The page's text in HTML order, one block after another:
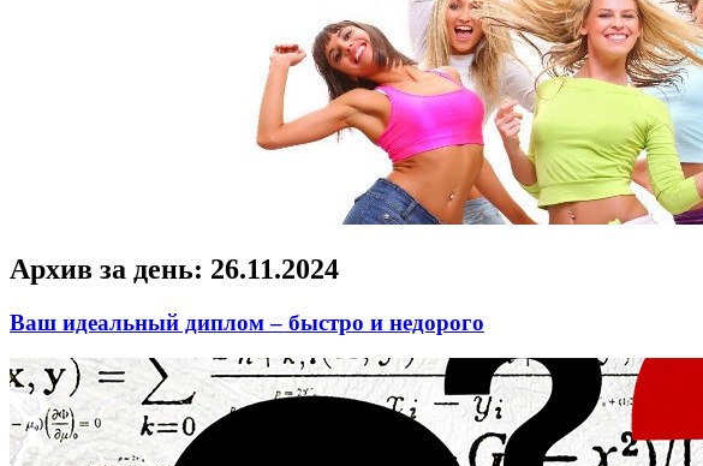
Архив за день: 26.11.2024
Ваш идеальный диплом – быстро и недорого